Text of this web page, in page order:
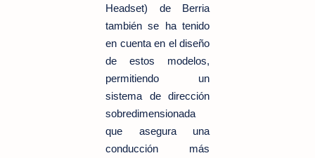
Headset) de Berria
también se ha tenido
en cuenta en el diseño
de estos modelos,
permitiendo un
sistema de dirección
sobredimensionada
que asegura una
conducción más